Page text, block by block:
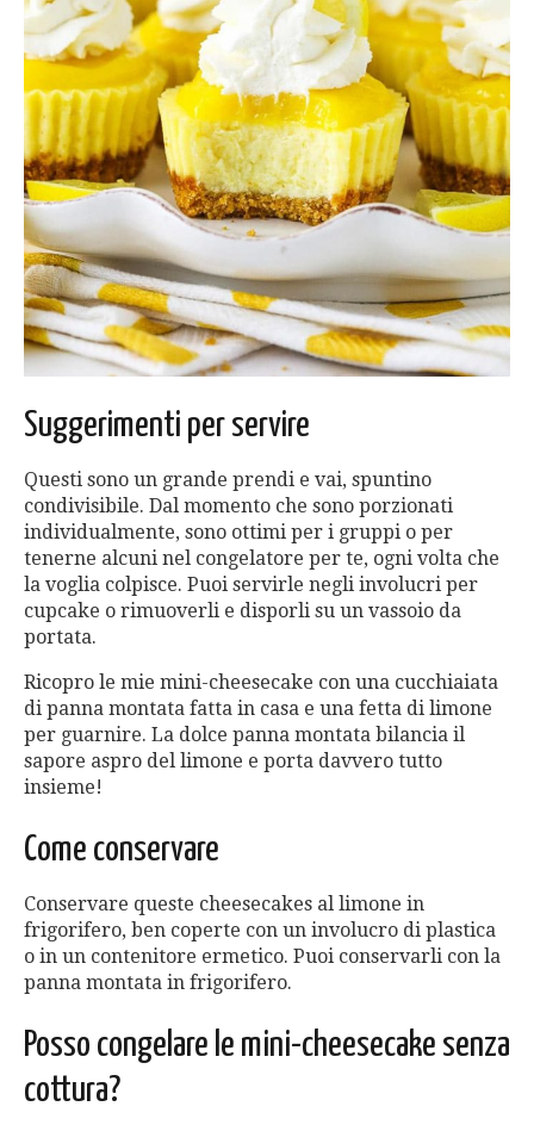
Suggerimenti per servire
Questi sono un grande prendi e vai, spuntino
condivisibile. Dal momento che sono porzionati
individualmente, sono ottimi per i gruppi o per
tenerne alcuni nel congelatore per te, ogni volta che
la voglia colpisce. Puoi servirle negli involucri per
cupcake o rimuoverli e disporli su un vassoio da
portata.
Ricopro le mie mini-cheesecake con una cucchiaiata
di panna montata fatta in casa e una fetta di limone
per guarnire. La dolce panna montata bilancia il
sapore aspro del limone e porta davvero tutto
insieme!
Come conservare
Conservare queste cheesecakes al limone in
frigorifero, ben coperte con un involucro di plastica
o in un contenitore ermetico. Puoi conservarli con la
panna montata in frigorifero.
Posso congelare le mini-cheesecake senza
cottura?